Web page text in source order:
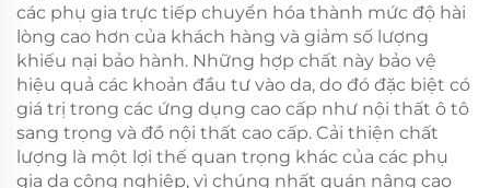
các phụ gia trực tiếp chuyển hóa thành mức độ hài
lòng cao hơn của khách hàng và giảm số lượng
khiếu nại bảo hành. Những hợp chất này bảo vệ
hiệu quả các khoản đầu tư vào da, do đó đặc biệt có
giá trị trong các ứng dụng cao cấp như nội thất ô tô
sang trọng và đồ nội thất cao cấp. Cải thiện chất
lượng là một lợi thế quan trọng khác của các phụ
gia da công nghiệp, vì chúng nhất quán nâng cao